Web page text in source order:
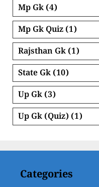
Mp Gk (4)
Mp Gk Quiz (1)
Rajsthan Gk (1)
State Gk (10)
Up Gk (3)
Up Gk (Quiz) (1)
Categories